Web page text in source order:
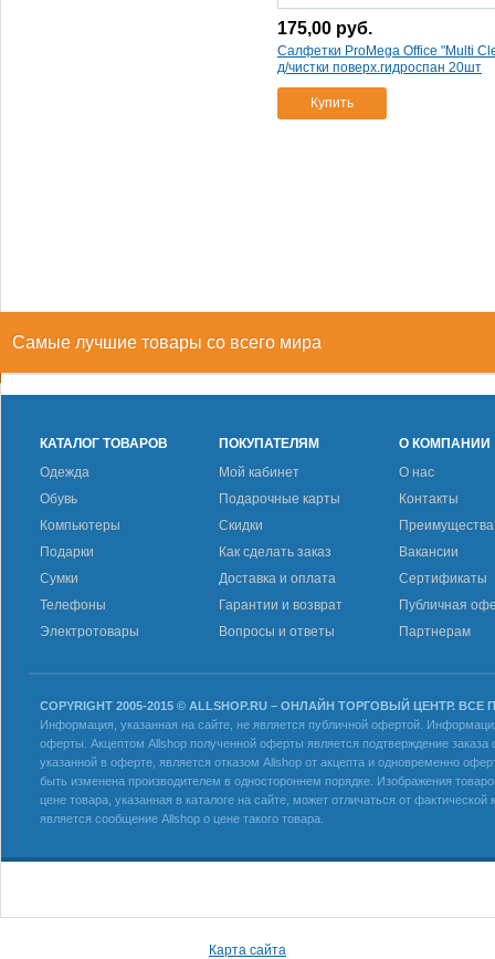
175,00 руб.
Салфетки ProMega Office "Multi
д/чистки поверх.гидроспан 20шт
Купить
Самые лучшие товары со всего мира
КАТАЛОГ ТОВАРОВ
Одежда
Обувь
Компьютеры
Подарки
Сумки
Телефоны
Электротовары
ПОКУПАТЕЛЯМ
Мой кабинет
Подарочные карты
Скидки
Как сделать заказ
Доставка и оплата
Гарантии и возврат
Вопросы и ответы
О КОМПАНИИ
О нас
Контакты
Преимущества
Вакансии
Сертификаты
Публичная
Партнерам
COPYRIGHT 2005-2015 © ALLSHOP.RU – ОНЛАЙН ТОРГОВЫЙ ЦЕНТР.
Информация, указанная на сайте, не является публичной офертой.
оферты. Акцептом Allshop полученной оферты является подтверждение
указанной в оферте, является отказом Allshop от акцепта и одновременно
быть изменена производителем в одностороннем порядке. Изображения
цене товара, указанная в каталоге на сайте, может отличаться от
является сообщение Allshop о цене такого товара.
Карта сайта